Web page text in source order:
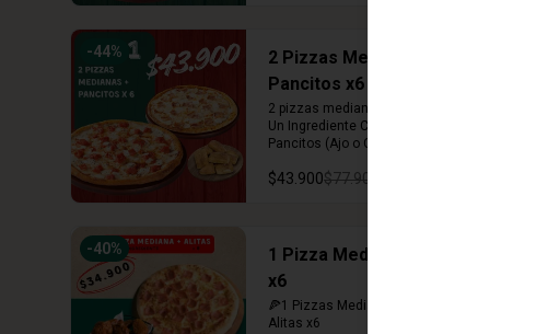
-44%
2 Pizzas Medianas +
Pancitos x6
2 pizzas medianas (12 porciones)
Un Ingrediente Cada Una +
Pancitos (Ajo o Cinnamon)
$43.900$77.900
-40%
1 Pizza Mediana + Alitas
x6
🍕1 Pizzas Mediana 1 ingrediente +
Alitas x6